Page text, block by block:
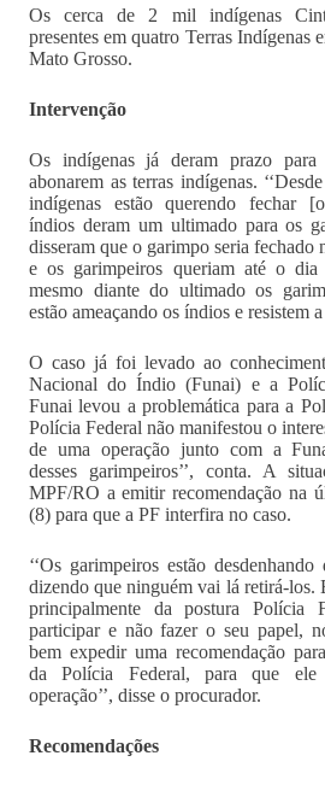
Os cerca de 2 mil indígenas
presentes em quatro Terras Indígenas
Mato Grosso.
Intervenção
Os indígenas já deram prazo para
abonarem as terras indígenas.
indígenas estão querendo fechar
índios deram um ultimado para os
disseram que o garimpo seria fechado
e os garimpeiros queriam até o
mesmo diante do ultimado os
estão ameaçando os índios e resistem
O caso já foi levado ao
Nacional do Índio (Funai) e a
Funai levou a problemática para a
Polícia Federal não manifestou o
de uma operação junto com a
desses garimpeiros’’, conta. A
MPF/RO a emitir recomendação na
(8) para que a PF interfira no caso.
‘‘Os garimpeiros estão desdenhando
dizendo que ninguém vai lá retirá-los.
principalmente da postura Polícia
participar e não fazer o seu papel,
bem expedir uma recomendação
da Polícia Federal, para que ele
operação’’, disse o procurador.
Recomendações